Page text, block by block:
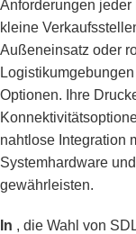
Anforderungen
kleine
Außeneinsatz oder
Optionen. Ihre
nahtlose Integration
Systemhardware
gewährleisten.
In , die Wahl von